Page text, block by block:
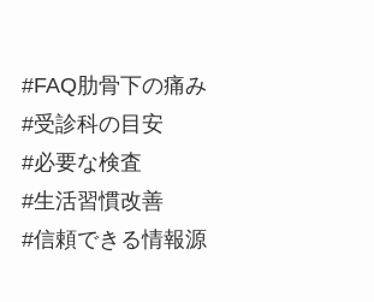
#FAQ肋骨下の痛み
#受診科の目安
#必要な検査
#生活習慣改善
#信頼できる情報源